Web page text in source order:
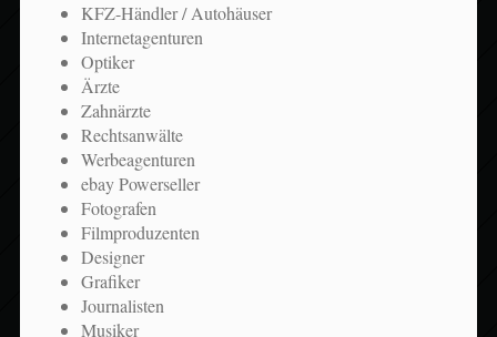
KFZ-Händler / Autohäuser
Internetagenturen
Optiker
Ärzte
Zahnärzte
Rechtsanwälte
Werbeagenturen
ebay Powerseller
Fotografen
Filmproduzenten
Designer
Grafiker
Journalisten
Musiker